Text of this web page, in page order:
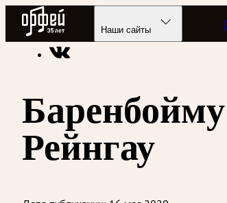
Радио Орфей
Наши сайты
Радио классической музыки «Орфей»
Рейнгау